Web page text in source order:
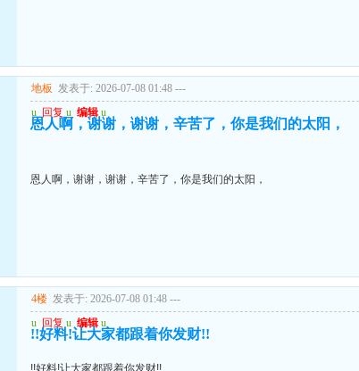
地板 发表于: 2026-07-08 01:48 ---
u 回复 u 编辑 u
恩人啊，谢谢，谢谢，辛苦了，你是我们的太阳，
恩人啊，谢谢，谢谢，辛苦了，你是我们的太阳，
4楼 发表于: 2026-07-08 01:48 ---
u 回复 u 编辑 u
!!好料!让大家都跟着你发财!!
!!好料!让大家都跟着你发财!!